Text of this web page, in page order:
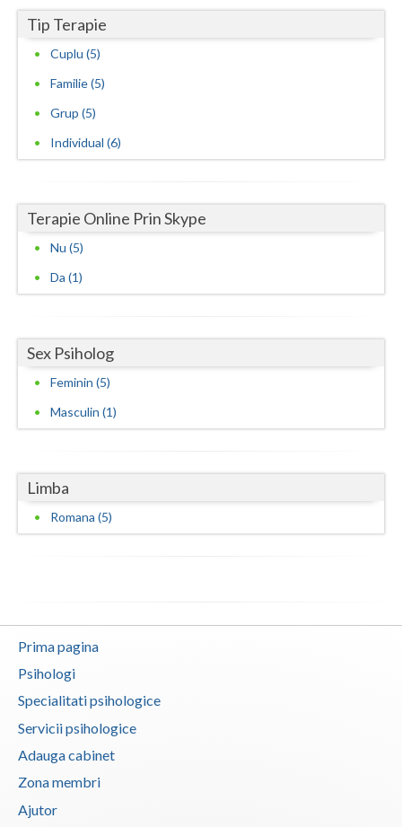
Psihoterapie sistemica de familie si cuplu (2)
Tip Terapie
Cuplu (5)
Familie (5)
Grup (5)
Individual (6)
Terapie Online Prin Skype
Nu (5)
Da (1)
Sex Psiholog
Feminin (5)
Masculin (1)
Limba
Romana (5)
Prima pagina
Psihologi
Specialitati psihologice
Servicii psihologice
Adauga cabinet
Zona membri
Ajutor